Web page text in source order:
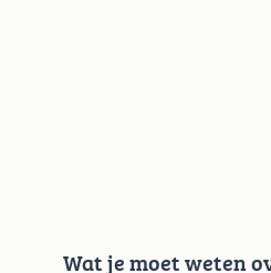
Wat je moet weten